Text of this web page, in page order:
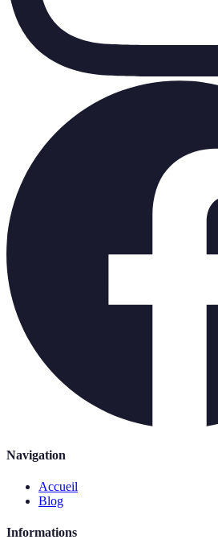
Navigation
Accueil
Blog
Informations